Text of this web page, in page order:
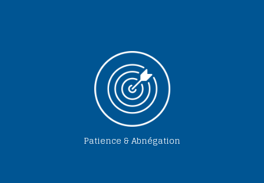
Patience & Abnégation